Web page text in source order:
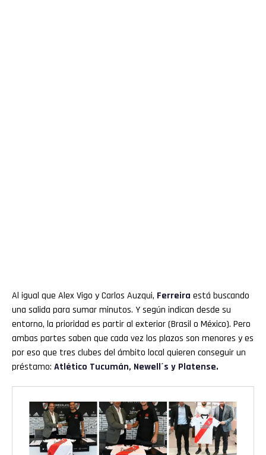
Al igual que Alex Vigo y Carlos Auzqui, Ferreira está buscando
una salida para sumar minutos. Y según indican desde su
entorno, la prioridad es partir al exterior (Brasil o México). Pero
ambas partes saben que cada vez los plazos son menores y es
por eso que tres clubes del ámbito local quieren conseguir un
préstamo: Atlético Tucumán, Newell´s y Platense.